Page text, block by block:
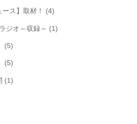
ス】取材！ (4)
ジオ～収録～ (1)
(5)
(5)
(1)